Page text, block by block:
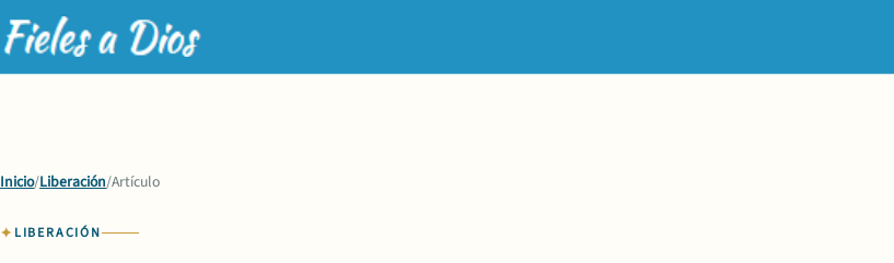
Inicio/Liberación/Artículo
LIBERACIÓN